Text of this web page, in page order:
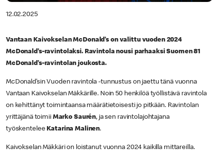
12.02.2025
Vantaan Kaivokselan McDonald’s on valittu vuoden 2024
McDonald’s-ravintolaksi. Ravintola nousi parhaaksi Suomen 81
McDonald’s-ravintolan joukosta.
McDonald’sin Vuoden ravintola -tunnustus on jaettu tänä vuonna
Vantaan Kaivokselan Mäkkärille. Noin 50 henkilöä työllistävä ravintola
on kehittänyt toimintaansa määrätietoisesti jo pitkään. Ravintolan
yrittäjänä toimii Marko Saurén, ja sen ravintolajohtajana
työskentelee Katarina Malinen.
Kaivokselan Mäkkäri on loistanut vuonna 2024 kaikilla mittareilla.